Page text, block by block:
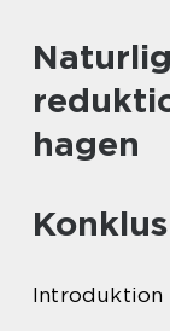
hagen
Introduktion